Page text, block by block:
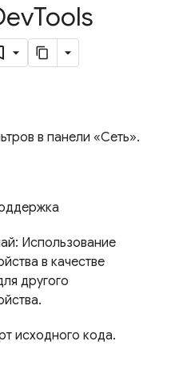
Tools
в панели «Сеть».
Использование
в качестве
другого
исходного кода.